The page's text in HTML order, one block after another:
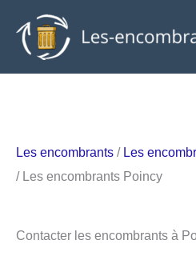
contenu
Les encombrants / Les
/ Les encombrants Poincy
Contacter les encombrants à